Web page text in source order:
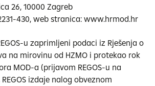
26, 10000 Zagreb
430, web stranica: www.hrmod.hr
u zaprimljeni podaci iz Rješenja o
na mirovinu od HZMO i protekao rok
MOD-a (prijavom REGOS-u na
izdaje nalog obveznom